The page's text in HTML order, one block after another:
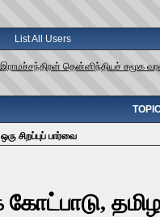
List All Users
தென்னிந்தியச் சமூக
சிறப்புப் பார்வை